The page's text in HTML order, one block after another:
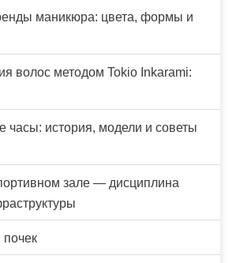
маникюра: цвета, формы и
волос методом Tokio Inkarami:
часы: история, модели и советы
зале — дисциплина